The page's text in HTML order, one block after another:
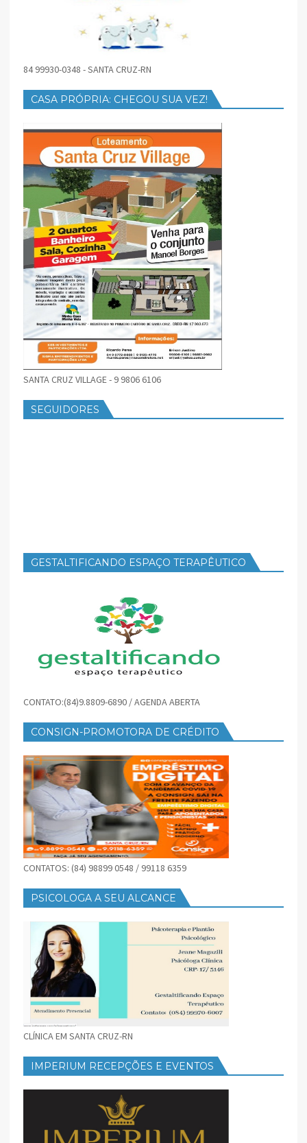
84 99930-0348 - SANTA CRUZ-RN
CASA PRÓPRIA: CHEGOU SUA VEZ!
SANTA CRUZ VILLAGE - 9 9806 6106
SEGUIDORES
GESTALTIFICANDO ESPAÇO TERAPÊUTICO
CONTATO:(84)9.8809-6890 / AGENDA ABERTA
CONSIGN-PROMOTORA DE CRÉDITO
CONTATOS: (84) 98899 0548 / 99118 6359
PSICOLOGA A SEU ALCANCE
CLÍNICA EM SANTA CRUZ-RN
IMPERIUM RECEPÇÕES E EVENTOS